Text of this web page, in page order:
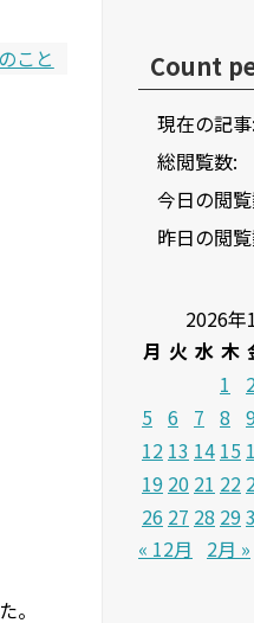
こと
。
Count
現在の記事:
総閲覧数:
今日の閲
昨日の閲
2026年
月 火 水 木
1
5 6 7 8
12 13 14 15
19 20 21 22
26 27 28 29
« 12月
2月 »